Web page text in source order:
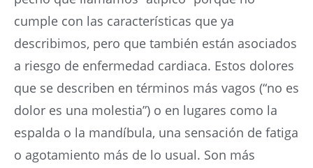
cumple con las características que ya
describimos, pero que también están asociados
a riesgo de enfermedad cardiaca. Estos dolores
que se describen en términos más vagos (“no es
dolor es una molestia”) o en lugares como la
espalda o la mandíbula, una sensación de fatiga
o agotamiento más de lo usual. Son más